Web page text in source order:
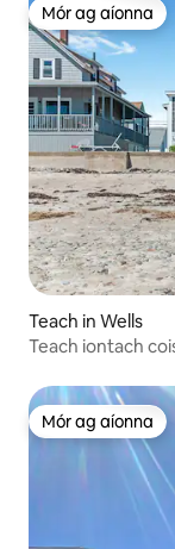
Mór ag aíonna
Mór ag aíonna
Teach in Wells
Teach iontach
Mór ag aíonna
Mór ag aíonna